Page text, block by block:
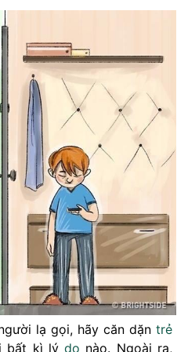
lạ gọi, hãy căn dặn trẻ
bất kì lýdo nào. Ngoài ra,